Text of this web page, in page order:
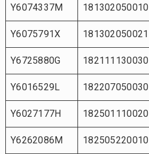
Y6074337M 181302050010
Y6075791X 181302050021
Y6725880G 182111130030
Y6016529L 182207050030
Y6027177H 182501110020
Y6262086M 182505220010